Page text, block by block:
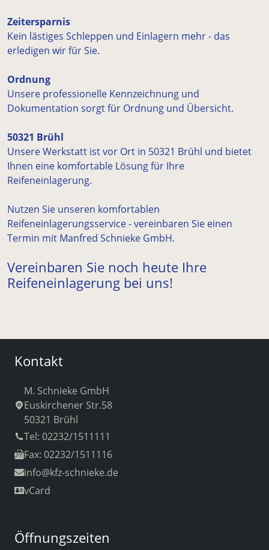
Zeitersparnis
Kein lästiges Schleppen und Einlagern mehr - das
erledigen wir für Sie.
Ordnung
Unsere professionelle Kennzeichnung und
Dokumentation sorgt für Ordnung und Übersicht.
50321 Brühl
Unsere Werkstatt ist vor Ort in 50321 Brühl und bietet
Ihnen eine komfortable Lösung für Ihre
Reifeneinlagerung.
Nutzen Sie unseren komfortablen
Reifeneinlagerungsservice - vereinbaren Sie einen
Termin mit Manfred Schnieke GmbH.
Vereinbaren Sie noch heute Ihre
Reifeneinlagerung bei uns!
Kontakt
M. Schnieke GmbH
Euskirchener Str.58
50321 Brühl
Tel: 02232/1511111
Fax: 02232/1511116
info@kfz-schnieke.de
vCard
Öffnungszeiten